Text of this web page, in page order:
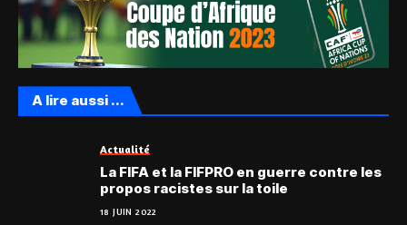
A lire aussi ...
Actualité
La FIFA et la FIFPRO en guerre contre les
propos racistes sur la toile
18 JUIN 2022